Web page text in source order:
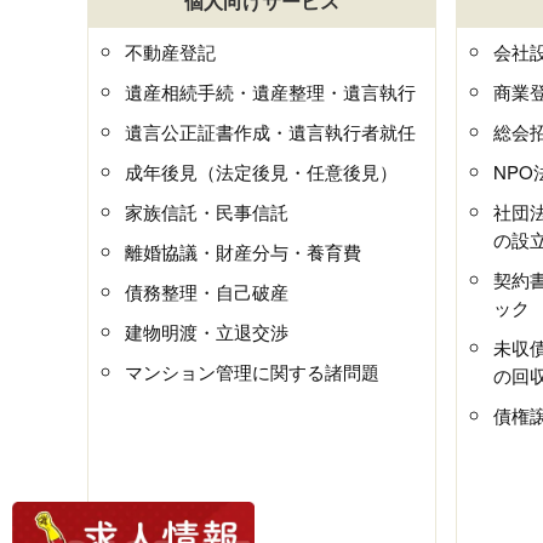
不動産登記
遺産相続手続・遺産整理・遺言執行
遺言公正証書作成・遺言執行者就任
成年後見（法定後見・任意後見）
家族信託・民事信託
離婚協議・財産分与・養育費
債務整理・自己破産
建物明渡・立退交渉
マンション管理に関する諸問題
会社
商業
総会
NPO
社団
の設
契約
ック
未収
の回
債権